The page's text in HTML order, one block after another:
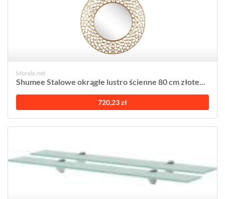
Morele.net
Shumee Stalowe okrągłe lustro ścienne 80 cm złote...
720,23 zł